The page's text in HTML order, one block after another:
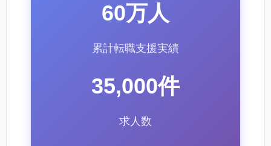
60万人
累計転職支援実績
35,000件
求人数